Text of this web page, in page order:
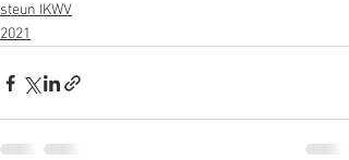
steun IKWV
2021